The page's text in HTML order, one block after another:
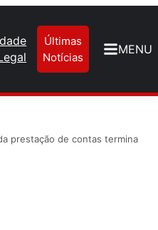
Últimas
Notícias
MENU
prestação de contas termina